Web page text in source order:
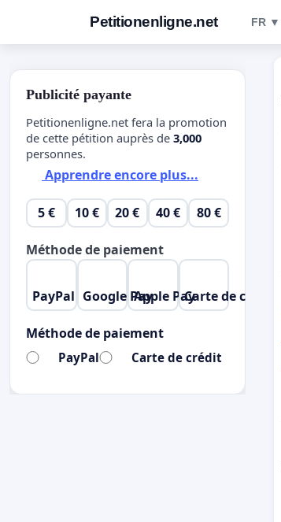
Petitionenligne.net FR ▼
Publicité payante
Petitionenligne.net fera la promotion
de cette pétition auprès de 3,000
personnes.
Apprendre encore plus...
5 € 10 € 20 € 40 € 80 €
Méthode de paiement
PayPal Google PayApple PayCarte de crédit
Méthode de paiement
PayPal Carte de crédit